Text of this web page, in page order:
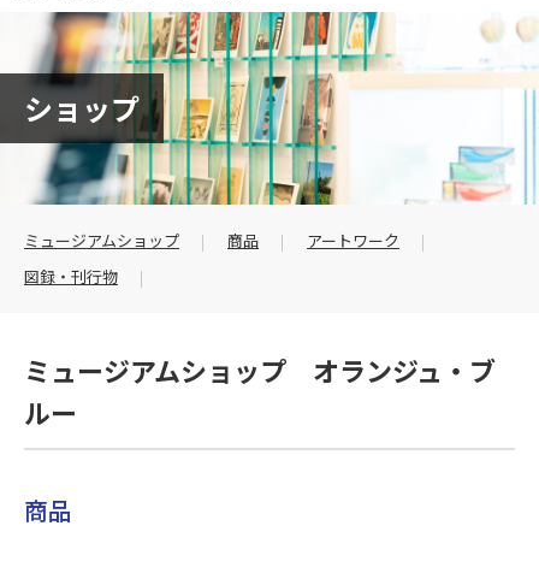
ショップ
ミュージアムショップ 商品
アートワーク
図録・刊行物
ミュージアムショップ オランジュ・ブ
ルー
商品